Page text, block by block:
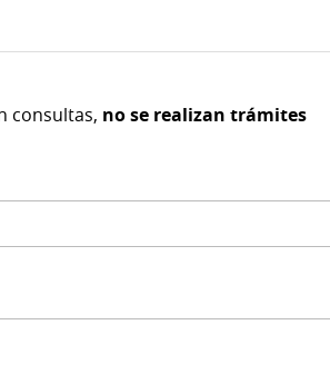
consultas, no se realizan trámites